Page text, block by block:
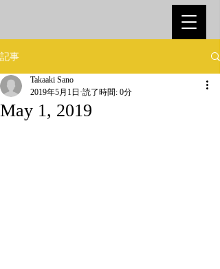
記事
May 1, 2019
Takaaki Sano
2019年5月1日 読了時間: 0分